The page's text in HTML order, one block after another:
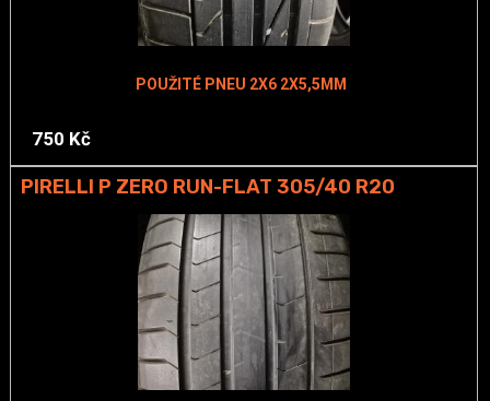
POUŽITÉ PNEU 2X6 2X5,5MM
750 Kč
PIRELLI P ZERO RUN-FLAT 305/40 R20